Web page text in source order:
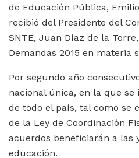
de Educación Pública,
recibió del Presidente del
SNTE, Juan Díaz de la
Demandas 2015 en materia
Por segundo año
nacional única, en la que
de todo el país, tal como se
de la Ley de Coordinación
acuerdos beneficiarán a las
educación.